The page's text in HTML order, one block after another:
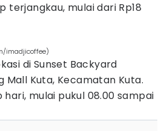
terjangkau, mulai dari Rp18
imadjicoffee)
di Sunset Backyard
Mall Kuta, Kecamatan Kuta.
hari, mulai pukul 08.00 sampai